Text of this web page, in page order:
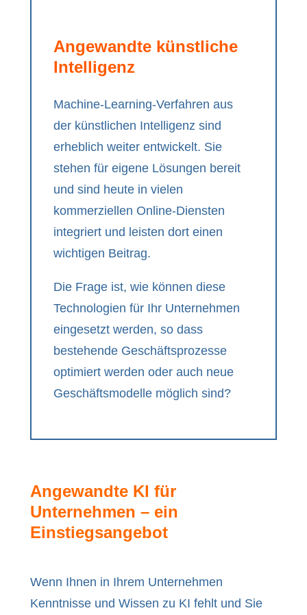
Angewandte künstliche
Intelligenz
Machine-Learning-Verfahren aus
der künstlichen Intelligenz sind
erheblich weiter entwickelt. Sie
stehen für eigene Lösungen bereit
und sind heute in vielen
kommerziellen Online-Diensten
integriert und leisten dort einen
wichtigen Beitrag.
Die Frage ist, wie können diese
Technologien für Ihr Unternehmen
eingesetzt werden, so dass
bestehende Geschäftsprozesse
optimiert werden oder auch neue
Geschäftsmodelle möglich sind?
Angewandte KI für
Unternehmen – ein
Einstiegsangebot
Wenn Ihnen in Ihrem Unternehmen
Kenntnisse und Wissen zu KI fehlt und Sie